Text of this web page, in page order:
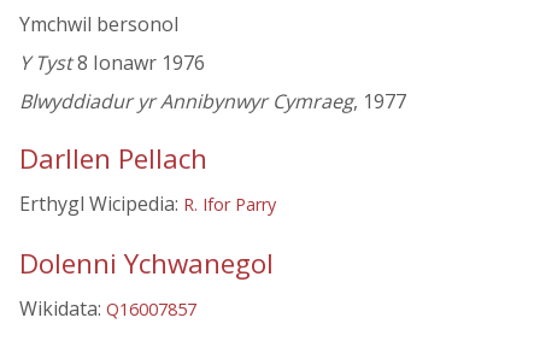
Ymchwil bersonol
Y Tyst8 Ionawr 1976
Blwyddiadur yr Annibynwyr Cymraeg, 1977
Darllen Pellach
Erthygl Wicipedia: R. Ifor Parry
Dolenni Ychwanegol
Wikidata: Q16007857